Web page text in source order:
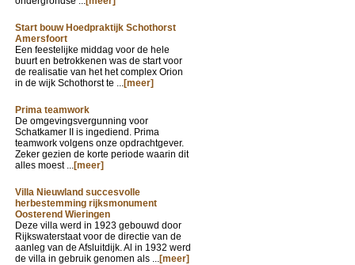
Start bouw Hoedpraktijk Schothorst
Amersfoort
Een feestelijke middag voor de hele
buurt en betrokkenen was de start voor
de realisatie van het het complex Orion
in de wijk Schothorst te ...[meer]
Prima teamwork
De omgevingsvergunning voor
Schatkamer II is ingediend. Prima
teamwork volgens onze opdrachtgever.
Zeker gezien de korte periode waarin dit
alles moest ...[meer]
Villa Nieuwland succesvolle
herbestemming rijksmonument
Oosterend Wieringen
Deze villa werd in 1923 gebouwd door
Rijkswaterstaat voor de directie van de
aanleg van de Afsluitdijk. Al in 1932 werd
de villa in gebruik genomen als ...[meer]